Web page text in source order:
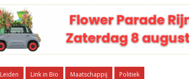
Leiden Link in Bio Maatschappij Politiek